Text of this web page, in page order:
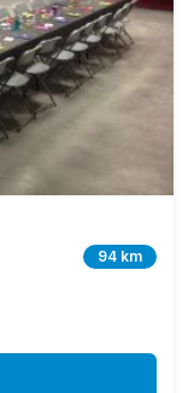
94 km